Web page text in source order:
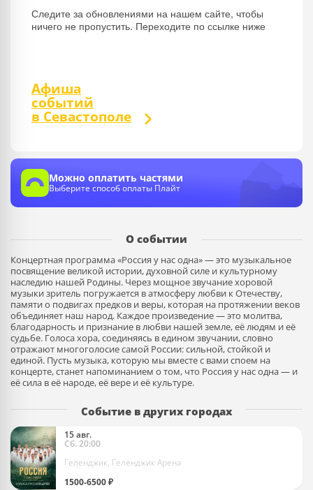
Следите за обновлениями на нашем сайте, чтобы
ничего не пропустить. Переходите по ссылке ниже
Афиша
событий
в Севастополе
Можно оплатить частями
Выберите способ оплаты Плайт
О событии
Концертная программа «Россия у нас одна» — это музыкальное
посвящение великой истории, духовной силе и культурному
наследию нашей Родины. Через мощное звучание хоровой
музыки зритель погружается в атмосферу любви к Отечеству,
памяти о подвигах предков и веры, которая на протяжении веков
объединяет наш народ. Каждое произведение — это молитва,
благодарность и признание в любви нашей земле, её людям и её
судьбе. Голоса хора, соединяясь в едином звучании, словно
отражают многоголосие самой России: сильной, стойкой и
единой. Пусть музыка, которую мы вместе с вами споем на
концерте, станет напоминанием о том, что Россия у нас одна — и
её сила в её народе, её вере и её культуре.
Событие в других городах
15 авг.
Сб. 20:00
Геленджик, Геленджик Арена
1500-6500 ₽